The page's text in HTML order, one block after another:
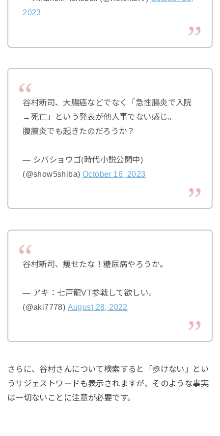
2023
谷村新司、大腸癌などでなく「急性腸炎で入院
→死亡」という発表が他人事でない感じ。
腹膜炎でも起きたのだろうか？
— シバショウゴ(時代小説公開中)
(@show5shiba) October 16, 2023
谷村新司、痩せたな！糖尿病やろうか。
— アキ：七戸龍VT参戦して欲しい。
(@aki7778) August 28, 2022
さらに、谷村さんについて検索すると「歩けない」とい
うサジェストワードも表示されますが、そのような事実
は一切ないことに注意が必要です。